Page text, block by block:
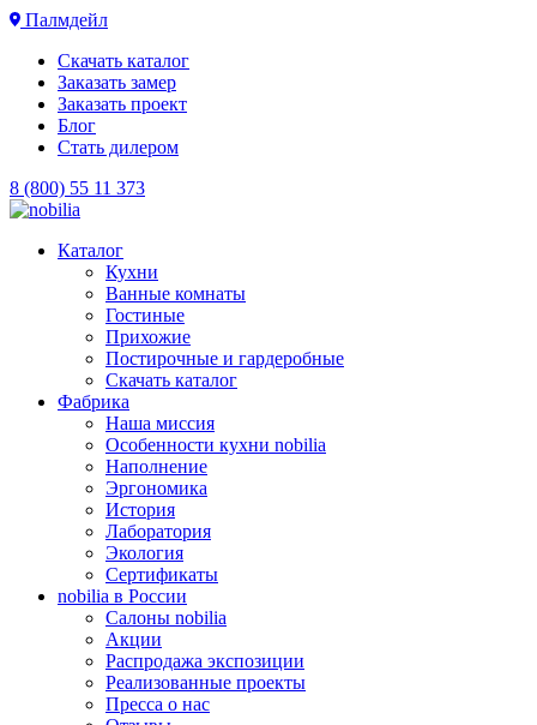
Палмдейл
Скачать каталог
Заказать замер
Заказать проект
Блог
Стать дилером
8 (800) 55 11 373
Каталог
Кухни
Ванные комнаты
Гостиные
Прихожие
Постирочные и гардеробные
Скачать каталог
Фабрика
Наша миссия
Особенности кухни nobilia
Наполнение
Эргономика
История
Лаборатория
Экология
Сертификаты
nobilia в России
Салоны nobilia
Акции
Распродажа экспозиции
Реализованные проекты
Пресса о нас